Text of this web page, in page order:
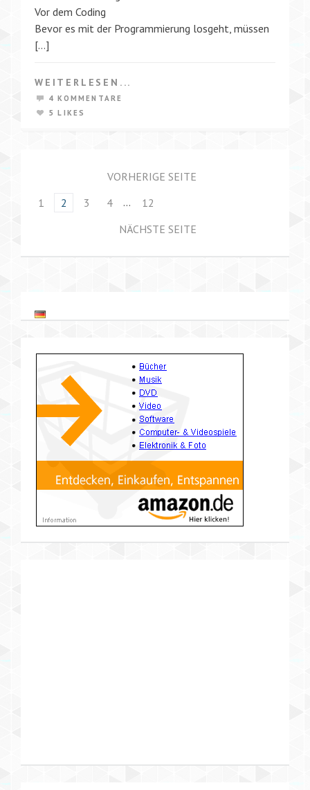
Vor dem Coding
Bevor es mit der Programmierung losgeht, müssen
[…]
WEITERLESEN...
4 KOMMENTARE
5 LIKES
VORHERIGE SEITE
1
2 3 4 …
12
NÄCHSTE SEITE